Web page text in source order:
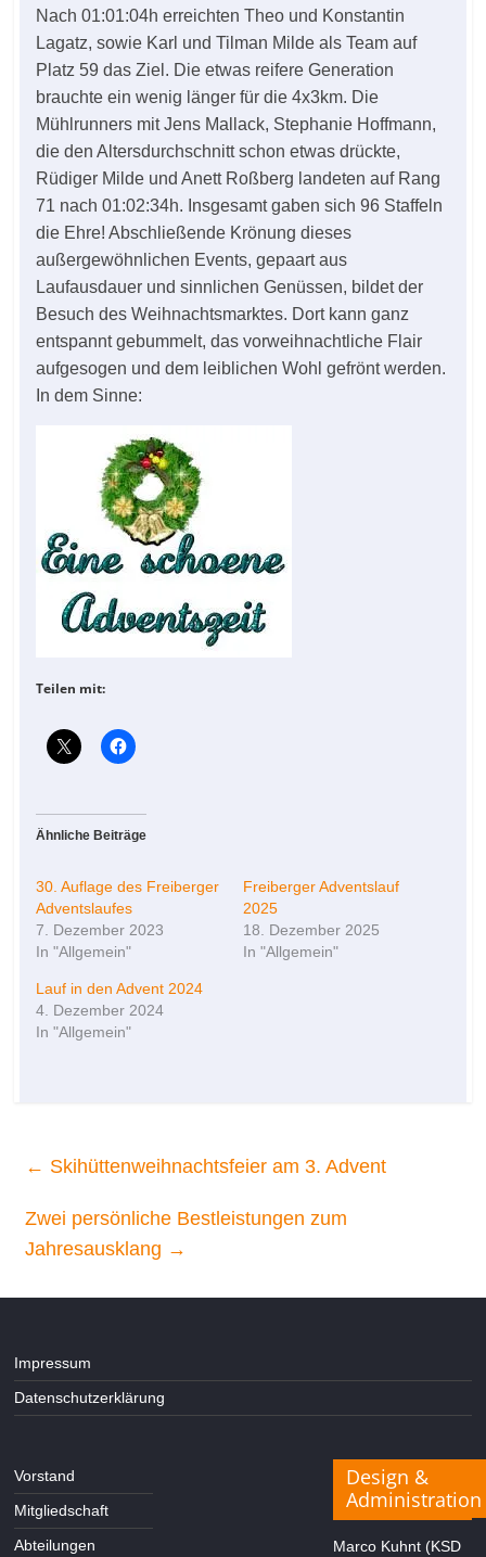
Nach 01:01:04h erreichten Theo und Konstantin
Lagatz, sowie Karl und Tilman Milde als Team auf
Platz 59 das Ziel. Die etwas reifere Generation
brauchte ein wenig länger für die 4x3km. Die
Mühlrunners mit Jens Mallack, Stephanie Hoffmann,
die den Altersdurchschnitt schon etwas drückte,
Rüdiger Milde und Anett Roßberg landeten auf Rang
71 nach 01:02:34h. Insgesamt gaben sich 96 Staffeln
die Ehre! Abschließende Krönung dieses
außergewöhnlichen Events, gepaart aus
Laufausdauer und sinnlichen Genüssen, bildet der
Besuch des Weihnachtsmarktes. Dort kann ganz
entspannt gebummelt, das vorweihnachtliche Flair
aufgesogen und dem leiblichen Wohl gefrönt werden.
In dem Sinne:
Teilen mit:
Ähnliche Beiträge
30. Auflage des Freiberger
Adventslaufes
7. Dezember 2023
In "Allgemein"
Freiberger Adventslauf
2025
18. Dezember 2025
In "Allgemein"
Lauf in den Advent 2024
4. Dezember 2024
In "Allgemein"
← Skihüttenweihnachtsfeier am 3. Advent
Zwei persönliche Bestleistungen zum
Jahresausklang →
Impressum
Datenschutzerklärung
Vorstand
Mitgliedschaft
Abteilungen
Design &
Administration
Marco Kuhnt (KSD